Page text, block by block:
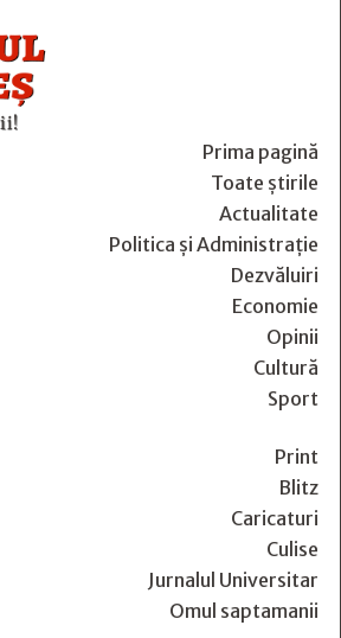
Prima pagină
Toate știrile
Actualitate
Politica și Administrație
Dezvăluiri
Economie
Opinii
Cultură
Sport
Print
Blitz
Caricaturi
Culise
Jurnalul Universitar
Omul saptamanii